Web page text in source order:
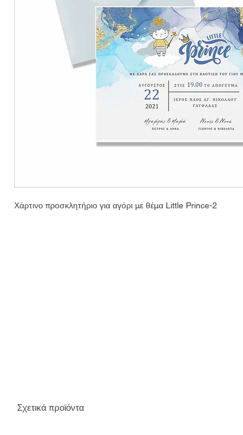
Χάρτινο προσκλητήριο για αγόρι με θέμα Little Prince-2
Σχετικά προϊόντα